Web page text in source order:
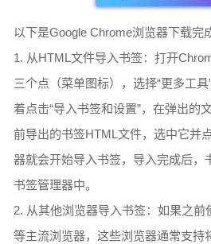
以下是Google Chrome浏览器下载完
1. 从HTML文件导入书签：打开
三个点（菜单图标），选择“更多工具
着点击“导入书签和设置”，在弹出的
前导出的书签HTML文件，选中它并
器就会开始导入书签，导入完成后，
书签管理器中。
2. 从其他浏览器导入书签：如果之前
等主流浏览器，这些浏览器通常支持